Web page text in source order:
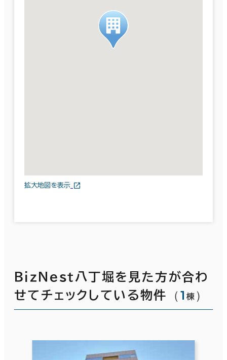
拡大地図を表示
ＢｉｚＮｅｓｔ八丁堀を見た方が合わ
せてチェックしている物件
（1 棟 ）